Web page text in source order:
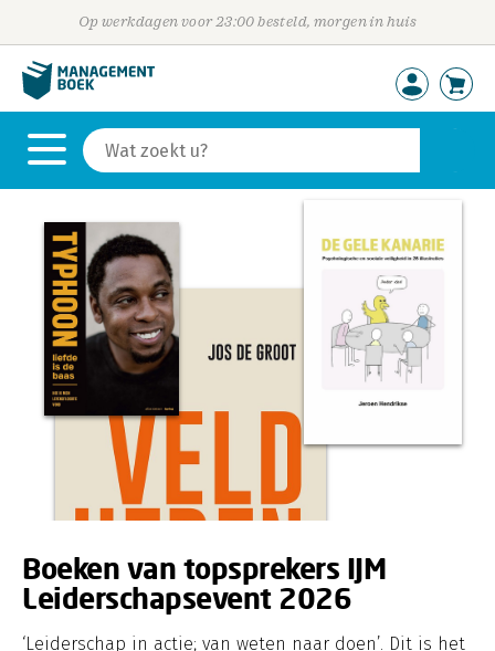
Op werkdagen voor 23:00 besteld, morgen in huis
Boeken van topsprekers IJM
Leiderschapsevent 2026
‘Leiderschap in actie; van weten naar doen’. Dit is het